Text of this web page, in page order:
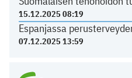
15.12.2025 08:19
Espanjassa
07.12.2025 13:59